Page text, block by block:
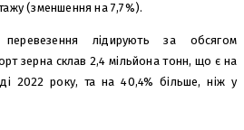
(зменшення на 7,7%).
перевезення лідирують за обсягом
зерна склав 2,4 мільйона тонн, що є на
2022 року, та на 40,4% більше, ніж у